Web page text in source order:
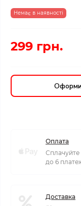
Немає в наявності
299 грн.
Оплата
до 6
Доставка